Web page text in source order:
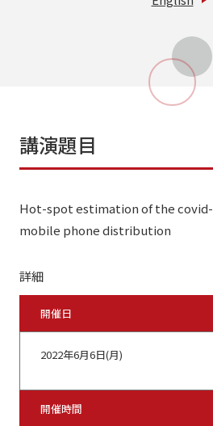
講演題目
Hot-spot estimation of the
mobile phone distribution
詳細
開催日
2022年6月6日(月)
開催時間